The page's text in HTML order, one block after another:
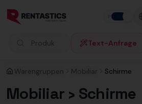
Produkte suchen Text-Anfrage
Warengruppen Mobiliar Schirme
Mobiliar › Schirme